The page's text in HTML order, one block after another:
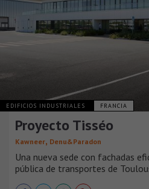
EDIFICIOS INDUSTRIALES FRANCIA
Proyecto Tisséo
Kawneer, Denu&Paradon
Una nueva sede con fachadas
pública de transportes de